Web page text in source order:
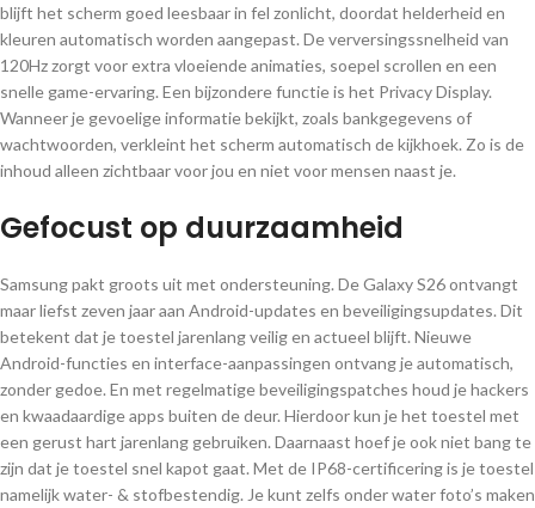
blijft het scherm goed leesbaar in fel zonlicht, doordat helderheid en
kleuren automatisch worden aangepast. De verversingssnelheid van
120Hz zorgt voor extra vloeiende animaties, soepel scrollen en een
snelle game-ervaring. Een bijzondere functie is het Privacy Display.
Wanneer je gevoelige informatie bekijkt, zoals bankgegevens of
wachtwoorden, verkleint het scherm automatisch de kijkhoek. Zo is de
inhoud alleen zichtbaar voor jou en niet voor mensen naast je.
Gefocust op duurzaamheid
Samsung pakt groots uit met ondersteuning. De Galaxy S26 ontvangt
maar liefst zeven jaar aan Android-updates en beveiligingsupdates. Dit
betekent dat je toestel jarenlang veilig en actueel blijft. Nieuwe
Android-functies en interface-aanpassingen ontvang je automatisch,
zonder gedoe. En met regelmatige beveiligingspatches houd je hackers
en kwaadaardige apps buiten de deur. Hierdoor kun je het toestel met
een gerust hart jarenlang gebruiken. Daarnaast hoef je ook niet bang te
zijn dat je toestel snel kapot gaat. Met de IP68-certificering is je toestel
namelijk water- & stofbestendig. Je kunt zelfs onder water foto’s maken